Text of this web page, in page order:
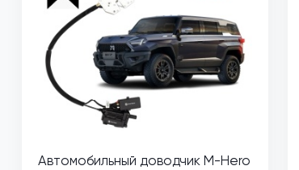
Автомобильный доводчик M-Hero